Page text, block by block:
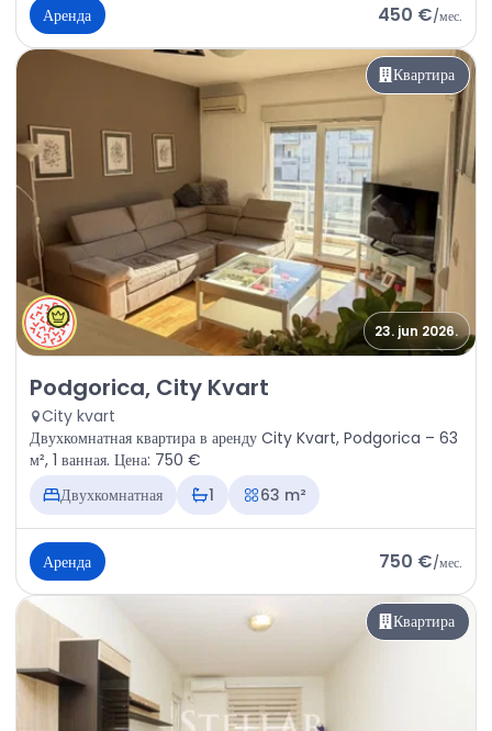
Аренда 450 €/мес.
Квартира
23. jun 2026.
Аренда - Квартира Podgorica, City Kvart
Podgorica, City Kvart
City kvart
Двухкомнатная квартира в аренду City Kvart, Podgorica – 63
м², 1 ванная. Цена: 750 €
Двухкомнатная
1 63 m²
Аренда 750 €/мес.
Квартира